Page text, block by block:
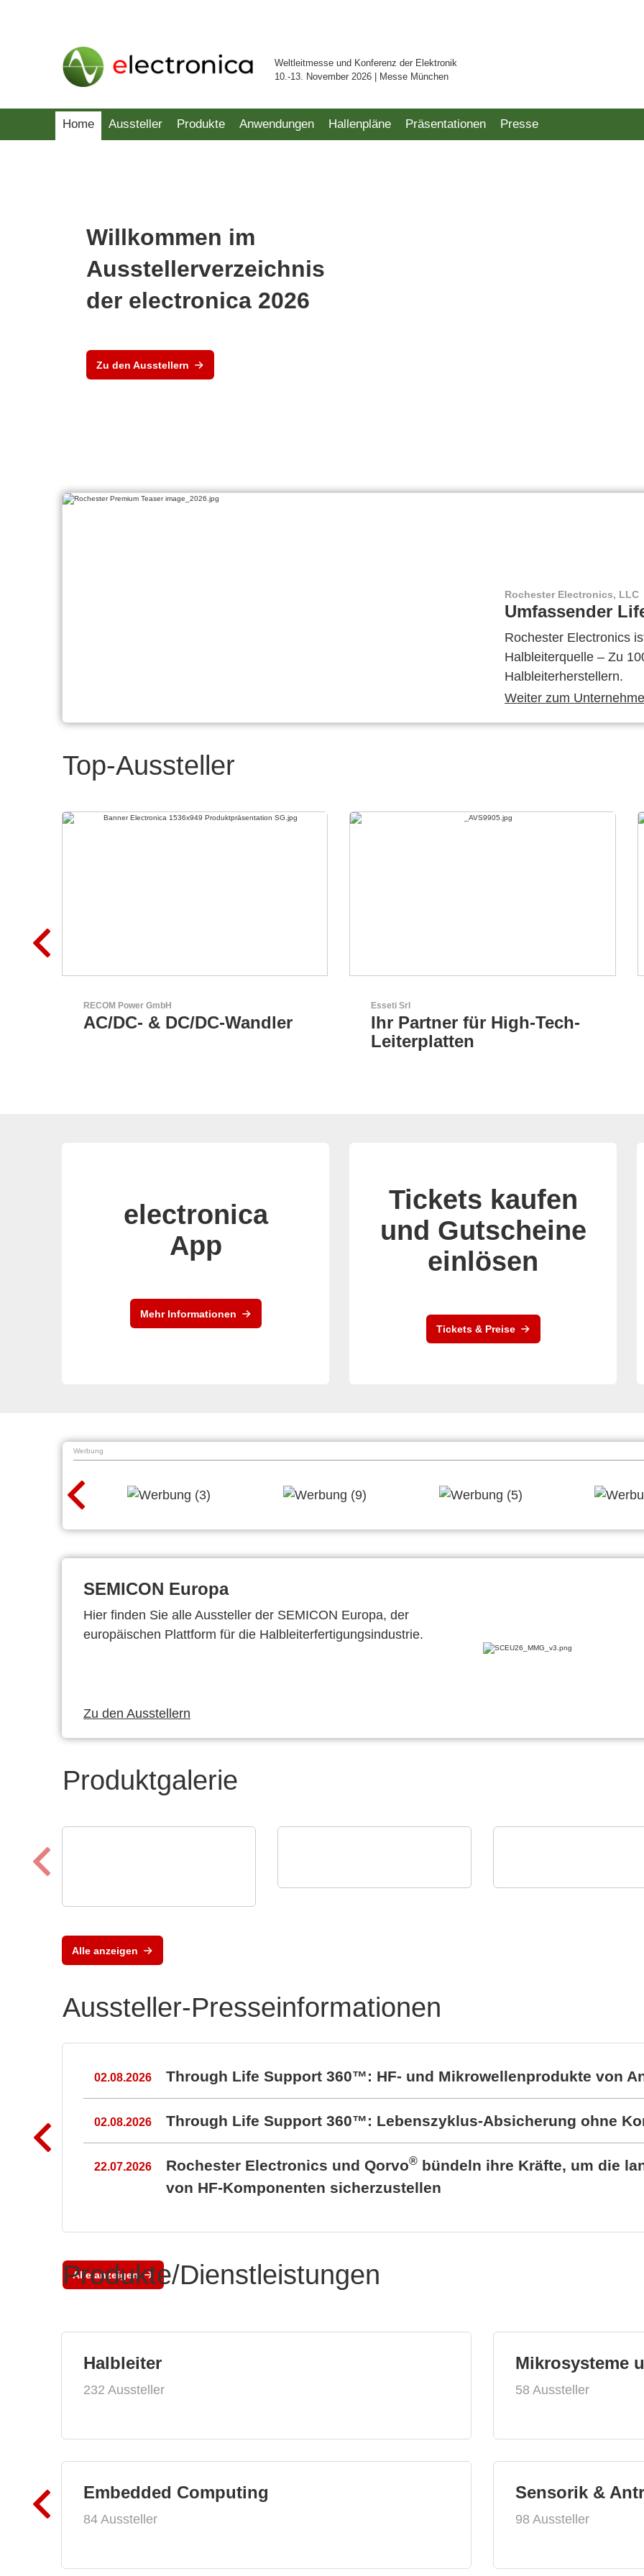
Weltleitmesse und Konferenz der Elektronik
10.-13. November 2026 | Messe München
Home Aussteller Produkte Anwendungen Hallenpläne Präsentationen Presse
Willkommen im
Ausstellerverzeichnis
der electronica 2026
Zu den Ausstellern
Rochester Electronics, LLC
Umfassender
Rochester Electronics
Halbleiterquelle – Zu
Halbleiterherstellern.
Weiter zum
Top-Aussteller
Esseti Srl
Ihr Partner für High-Tech-
N&H Technology GmbH
HMI-Komponenten nach
Maß
electronica
App
Mehr Informationen
Tickets kaufen
und Gutscheine
einlösen
Tickets & Preise
Werbung
SEMICON Europa
Hier finden Sie alle Aussteller der SEMICON Europa, der
europäischen Plattform für die Halbleiterfertigungsindustrie.
Zu den Ausstellern
Produktgalerie
BZ1807: That´s powerful
protection
Alle anzeigen
Aussteller-Presseinformationen
02.08.2026 Through Life Support 360™: HF- und Mikrowellenprodukte von
02.08.2026 Through Life Support 360™: Lebenszyklus-Absicherung ohne
22.07.2026 Rochester Electronics und Qorvo® bündeln ihre Kräfte, um die
von HF-Komponenten sicherzustellen
Alle anzeigen
Produkte/Dienstleistungen
Halbleiter
232 Aussteller
Embedded Computing
84 Aussteller
Mikrosysteme
58 Aussteller
Sensorik &
98 Aussteller